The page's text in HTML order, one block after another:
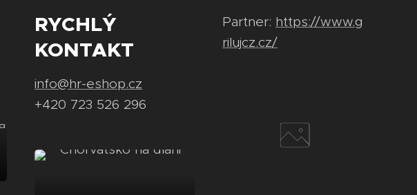
RYCHLÝ
KONTAKT
info@hr-eshop.cz
+420 723 526 296
Partner: https://www.g
rilujcz.cz/